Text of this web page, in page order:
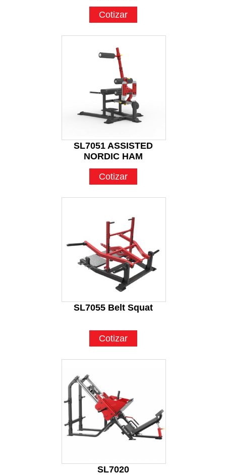
Cotizar
SL7051 ASSISTED
NORDIC HAM
Cotizar
SL7055 Belt Squat
Cotizar
SL7020